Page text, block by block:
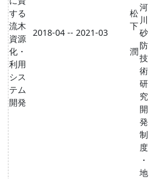
する
流木
資源
化・
利用
シス
テム
開発
2018-04 -- 2021-03
松
下
潤
河
川
砂
防
技
術
研
究
開
発
制
度
・
地